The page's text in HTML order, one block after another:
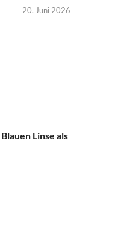
20. Juni 2026
Linse als